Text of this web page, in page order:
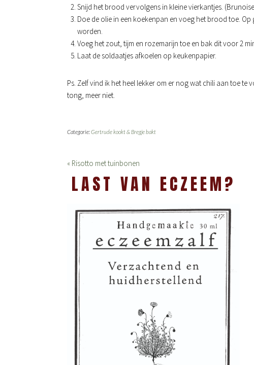
Snijd het brood vervolgens in kleine vierkantjes.
Doe de olie in een koekenpan en voeg het brood toe.
worden.
Voeg het zout, tijm en rozemarijn toe en bak dit voor 2
Laat de soldaatjes afkoelen op keukenpapier.
Ps. Zelf vind ik het heel lekker om er nog wat chili aan toe
tong, meer niet.
Categorie:Gertrude kookt & Bregje bakt
« Risotto met tuinbonen
LAST VAN ECZEEM?